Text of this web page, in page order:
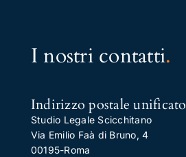
I nostri contatti.
Indirizzo postale unificato
Studio Legale Scicchitano
Via Emilio Faà di Bruno, 4
00195-Roma